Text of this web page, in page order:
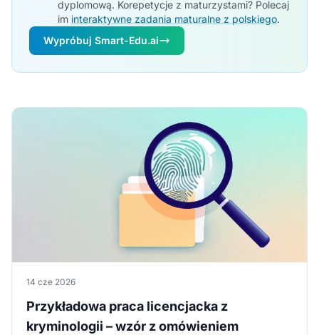
dyplomową. Korepetycje z maturzystami? Polecaj
im interaktywne zadania maturalne z polskiego.
Wypróbuj Smart-Edu.ai
14 cze 2026
Przykładowa praca licencjacka z
kryminologii – wzór z omówieniem